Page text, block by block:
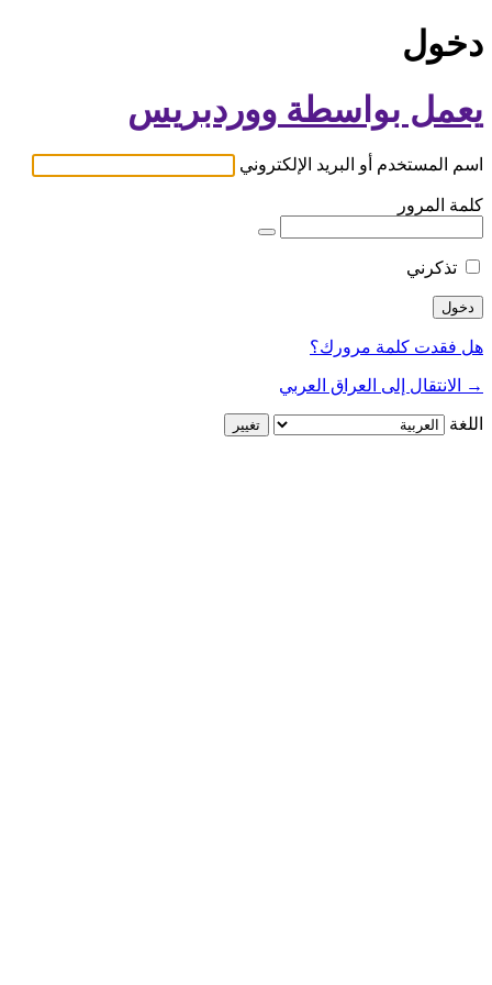
دخول
يعمل بواسطة ووردبريس
اسم المستخدم أو البريد الإلكتروني
كلمة المرور
تذكرني
هل فقدت كلمة مرورك؟
→ الانتقال إلى العراق العربي
اللغة